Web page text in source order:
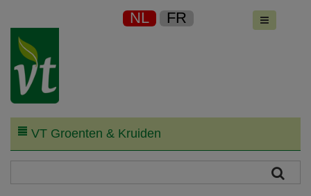
NL FR
VT Groenten & Kruiden